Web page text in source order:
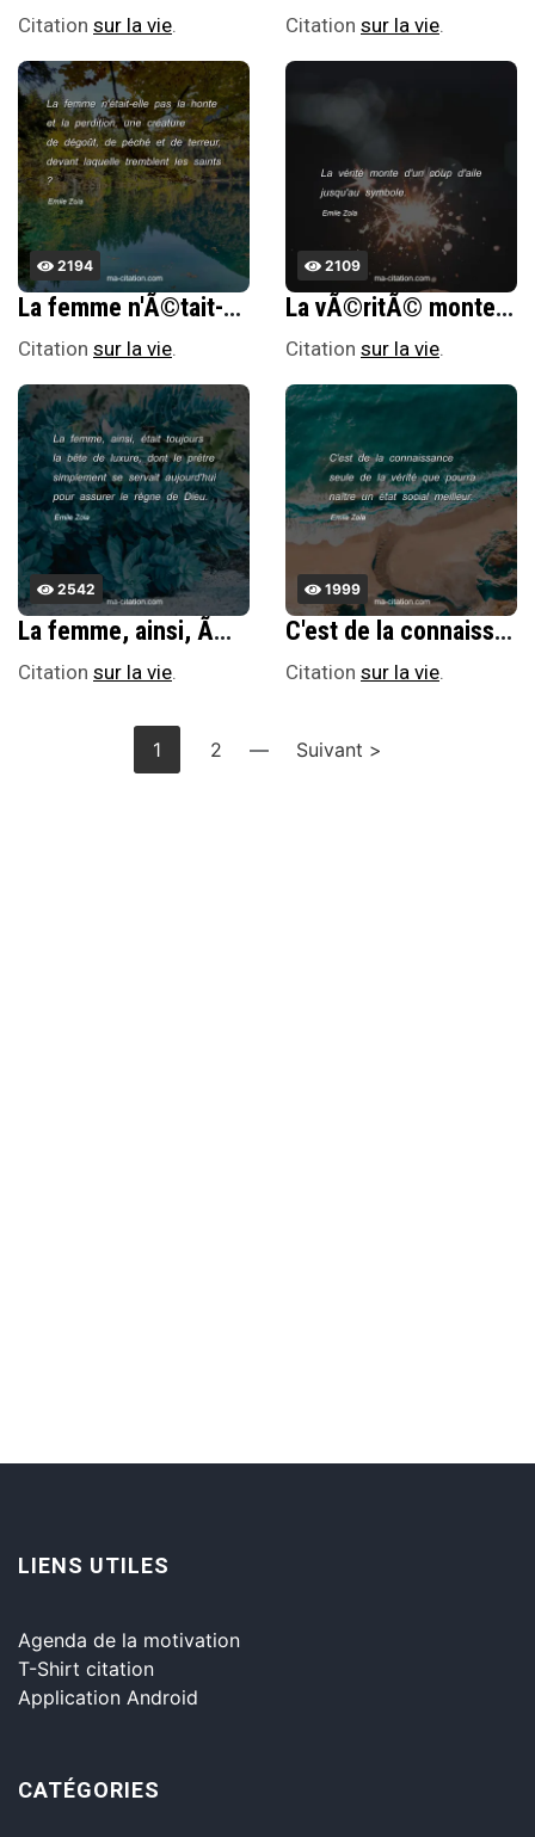
Citation sur la vie. Citation sur la vie.
2194
La femme n'Ã©tait-elle pas la honte et la perdition, une crÃ©ature de dÃ©goÃ»t, de pÃ©chÃ© et de terreur, devant laquelle tremblent les saints ?
Citation sur la vie.
2109
La vÃ©ritÃ© monte d'un coup d'aile jusqu'au symbole.
Citation sur la vie.
2542
La femme, ainsi, Ã©tait toujours la bÃªte de luxure, dont le prÃªtre simplement se servait aujourd'hui pour assurer le rÃ¨gne de Dieu.
Citation sur la vie.
1999
C'est de la connaissance seule de la vÃ©ritÃ© que pourra naÃ®tre un Ã©tat social meilleur.
Citation sur la vie.
1 2 — Suivant >
LIENS UTILES
Agenda de la motivation
T-Shirt citation
Application Android
CATÉGORIES